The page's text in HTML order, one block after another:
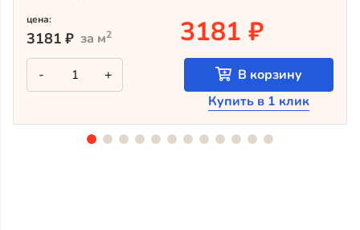
цена:
3181 ₽ за м2 3181 ₽
-
Количество
товара
Крашеный
лиственницы
+
В корзину
Купить в 1 клик